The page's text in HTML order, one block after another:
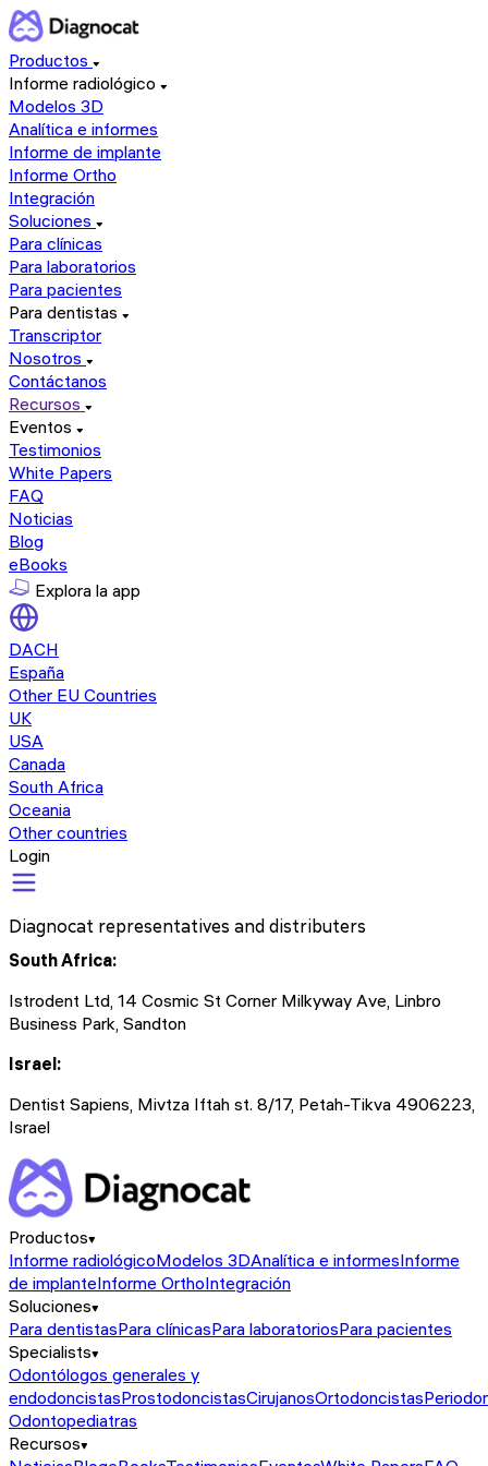
Productos
Informe radiológico
Modelos 3D
Analítica e informes
Informe de implante
Informe Ortho
Integración
Soluciones
Para clínicas
Para laboratorios
Para pacientes
Para dentistas
Transcriptor
Nosotros
Contáctanos
Recursos
Eventos
Testimonios
White Papers
FAQ
Noticias
Blog
eBooks
Explora la app
DACH
España
Other EU Countries
UK
USA
Canada
South Africa
Oceania
Other countries
Login
Diagnocat representatives and distributers
South Africa:
Istrodent Ltd, 14 Cosmic St Corner Milkyway Ave, Linbro
Business Park, Sandton
Israel:
Dentist Sapiens, Mivtza Iftah st. 8/17, Petah-Tikva 4906223,
Israel
Productos
Informe radiológicoModelos 3DAnalítica e informesInforme
de implanteInforme OrthoIntegración
Soluciones
Para dentistasPara clínicasPara laboratoriosPara pacientes
Specialists
Odontólogos generales y
endodoncistasProstodoncistasCirujanosOrtodoncistas
Odontopediatras
Recursos